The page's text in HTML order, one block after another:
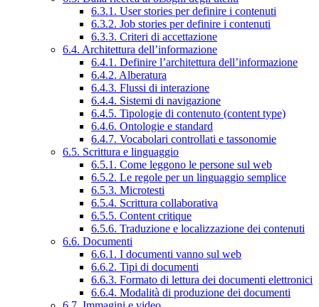
6.3.1. User stories per definire i contenuti
6.3.2. Job stories per definire i contenuti
6.3.3. Criteri di accettazione
6.4. Architettura dell’informazione
6.4.1. Definire l’architettura dell’informazione
6.4.2. Alberatura
6.4.3. Flussi di interazione
6.4.4. Sistemi di navigazione
6.4.5. Tipologie di contenuto (content type)
6.4.6. Ontologie e standard
6.4.7. Vocabolari controllati e tassonomie
6.5. Scrittura e linguaggio
6.5.1. Come leggono le persone sul web
6.5.2. Le regole per un linguaggio semplice
6.5.3. Microtesti
6.5.4. Scrittura collaborativa
6.5.5. Content critique
6.5.6. Traduzione e localizzazione dei contenuti
6.6. Documenti
6.6.1. I documenti vanno sul web
6.6.2. Tipi di documenti
6.6.3. Formato di lettura dei documenti elettronici
6.6.4. Modalità di produzione dei documenti